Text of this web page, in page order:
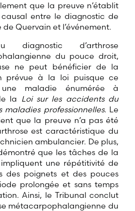
que la preuve n’établit
entre le diagnostic de
de Quervain et l’événement.
diagnostic d’arthrose
du pouce droit,
ne peut bénéficier de la
prévue à la loi puisque ce
maladie énumérée à
la Loi sur les accidents du
maladies professionnelles. Le
que la preuve n’a pas été
est caractéristique du
ambulancier. De plus,
que les tâches de la
une répétitivité de
des poignets et des pouces
prolongée et sans temps
Ainsi, le Tribunal conclut
métacarpophalangienne du